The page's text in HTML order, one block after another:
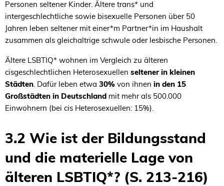
Personen seltener Kinder. Ältere trans* und
intergeschlechtliche sowie bisexuelle Personen über 50
Jahren leben seltener mit einer*m Partner*in im Haushalt
zusammen als gleichaltrige schwule oder lesbische Personen.
Ältere LSBTIQ* wohnen im Vergleich zu älteren
cisgeschlechtlichen Heterosexuellen seltener in kleinen
Städten. Dafür leben etwa 30% von ihnen in den 15
Großstädten in Deutschland mit mehr als 500.000
Einwohnern (bei cis Heterosexuellen: 15%).
3.2 Wie ist der Bildungsstand
und die materielle Lage von
älteren LSBTIQ*? (S. 213-216)